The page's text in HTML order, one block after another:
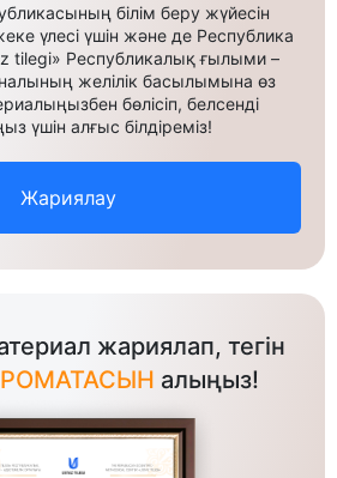
білім беру жүйесін
үлесі үшін және де Республика
tilegi» Республикалық ғылыми –
желілік басылымына өз
бөлісіп, белсенді
үшін алғыс білдіреміз!
Жариялау
жариялап, тегін
алыңыз!